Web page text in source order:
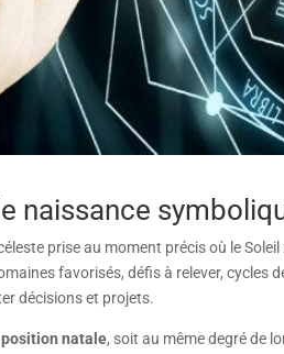
naissance
prise au moment précis où le
favorisés, défis à relever,
décisions et projets.
natale, soit au même degré de